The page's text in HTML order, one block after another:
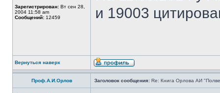
Зарегистрирован: Вт сен 28,
2004 11:58 am
Сообщений: 12459
и 19003
Вернуться наверх
Проф.А.И.Орлов Заголовок сообщения: Re: Книга Орлова АИ